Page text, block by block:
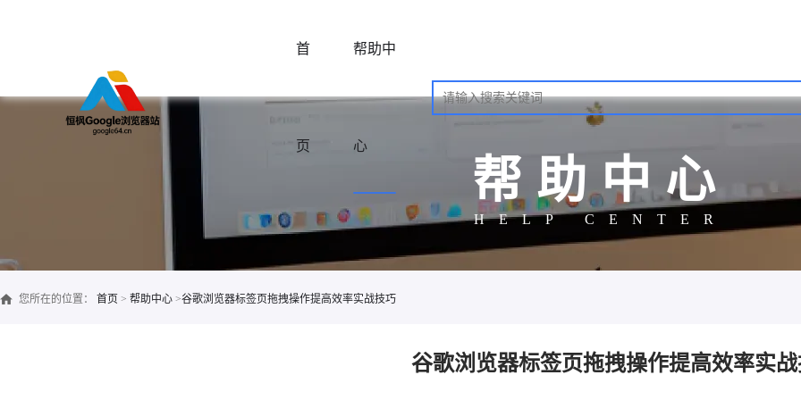
首
页
帮助中
心
帮助中心
HELP CENTER
您所在的位置： 首页 > 帮助中心 >谷歌浏览器标签页拖拽操作提高效率实战技巧
谷歌浏览器标签页拖拽操作提高效率实